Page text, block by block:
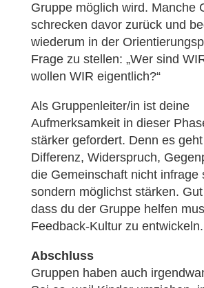
Gruppe möglich wird. Manche
schrecken davor zurück und
wiederum in der
Frage zu stellen: „Wer sind
wollen WIR eigentlich?“
Als Gruppenleiter/in ist deine
Aufmerksamkeit in dieser
stärker gefordert. Denn es
Differenz, Widerspruch,
die Gemeinschaft nicht infrage
sondern möglichst stärken.
dass du der Gruppe helfen
Feedback-Kultur zu entwickeln.
Abschluss
Gruppen haben auch